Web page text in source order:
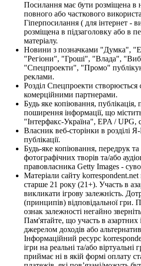
Посилання має бути розміщена в
повного або часткового
Гіперпосилання ( для інтернет -
розміщена в підзаголовку або в
матеріалу.
Новини з позначками "Думка",
"Регіони", "Гроші", "Влада",
"Спецпроекти", "Промо"
реклами.
Розділ Спецпроекти створюється
комерційними партнерами.
Будь яке копіювання,
поширення інформації, що
"Інтерфакс-Україна", EPA / UPG,
Власник веб-сторінки в розділі
публікації.
Будь-яке копіювання, передрук та
фотографічних творів та/або
правовласника Getty Images -
Матеріали сайту korrespondent.net
старше 21 року (21+). Участь в
викликати ігрову залежність.
(принципів) відповідальної гри.
ознак залежності негайно
Пам'ятайте, що участь в азартних
джерелом доходів або
Інформаційний ресурс
ігри на реальні та/або віртуальні
приймає ні в якій формі оплату